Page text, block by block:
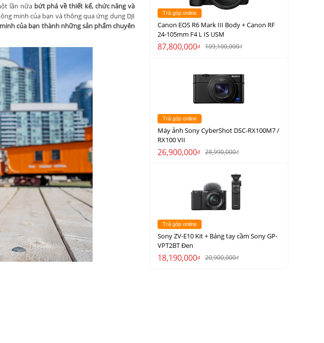
lần nữabứt phá về thiết kế, chức năng và
minh của bạn và thông qua ứng dụng DJI
của bạn thành những sản phẩm chuyên
Trả góp online
Canon EOS R6 Mark III Body + Canon RF
24-105mm F4 L IS USM
87,800,000đ 109,100,000đ
Trả góp online
Máy ảnh Sony CyberShot DSC-RX100M7 /
RX100 VII
26,900,000đ 28,990,000đ
Trả góp online
Sony ZV-E10 Kit + Báng tay cầm Sony GP-
VPT2BT Đen
18,190,000đ 20,900,000đ